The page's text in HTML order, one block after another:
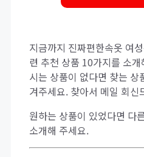
지금까지 진짜편한속옷 여
련 추천 상품 10가지를 소
시는 상품이 없다면 찾는
겨주세요. 찾아서 메일 회신
원하는 상품이 있었다면 다
소개해 주세요.